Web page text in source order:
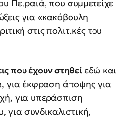
Πειραιά, που συμμετείχε
για «κακόβουλη
στις πολιτικές του
που έχουν στηθείεδώ και
για έκφραση άποψης για
για υπεράσπιση
συνδικαλιστική,